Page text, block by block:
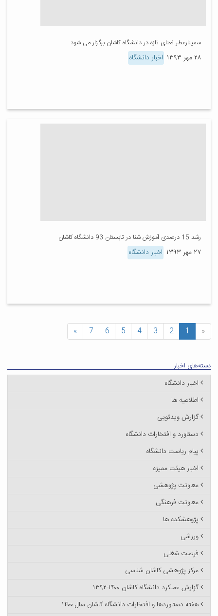
سمینارعطر نعنای تازه در دانشگاه کاشان برگزار می شود
۲۸ مهر ۱۳۹۳ اخبار دانشگاه
رشد 15 درصدی آموزش شنا در تابستان 93 دانشگاه کاشان
۲۷ مهر ۱۳۹۳ اخبار دانشگاه
«
1
2
3
4
5
6
7
»
دسته‌های اخبار
اخبار دانشگاه
اطلاعیه ها
گزارش ویدئویی
دستاورد و افتخارات دانشگاه
پیام ریاست دانشگاه
اخبار هیئت ممیزه
معاونت پژوهشی
معاونت فرهنگی
پژوهشکده ها
ورزشی
فرصت شغلی
مرکز پژوهشی کاشان شناسی
گزارش عملکرد دانشگاه کاشان ۱۴۰۰-۱۳۹۲
هفته دستاوردها و افتخارات دانشگاه کاشان سال ۱۴۰۰